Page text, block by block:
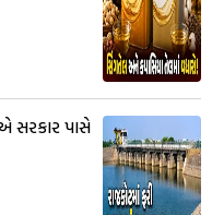
સરકાર પાસે